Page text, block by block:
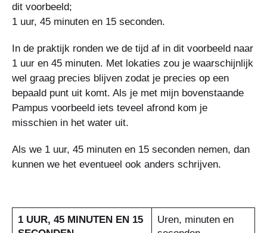
dit voorbeeld;
1 uur, 45 minuten en 15 seconden.
In de praktijk ronden we de tijd af in dit voorbeeld naar
1 uur en 45 minuten. Met lokaties zou je waarschijnlijk
wel graag precies blijven zodat je precies op een
bepaald punt uit komt. Als je met mijn bovenstaande
Pampus voorbeeld iets teveel afrond kom je
misschien in het water uit.
Als we 1 uur, 45 minuten en 15 seconden nemen, dan
kunnen we het eventueel ook anders schrijven.
1 UUR, 45 MINUTEN EN 15
Uren, minuten en